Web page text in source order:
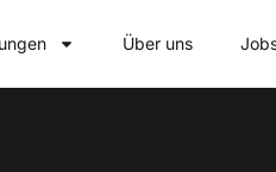
Über uns